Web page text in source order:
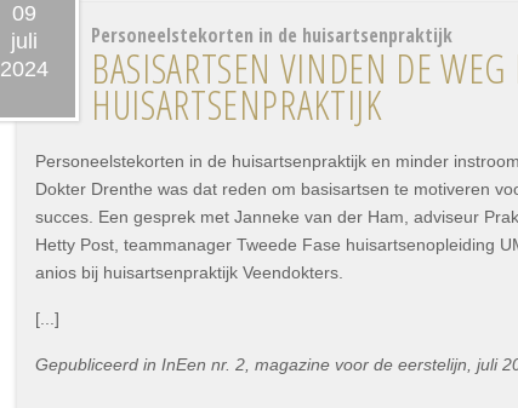
09
juli
2024
Personeelstekorten in de huisartsenpraktijk
BASISARTSEN VINDEN DE WEG
HUISARTSENPRAKTIJK
Personeelstekorten in de huisartsenpraktijk en minder
Dokter Drenthe was dat reden om basisartsen te motiveren
succes. Een gesprek met Janneke van der Ham, adviseur
Hetty Post, teammanager Tweede Fase huisartsenopleiding
anios bij huisartsenpraktijk Veendokters.
[...]
Gepubliceerd in InEen nr. 2, magazine voor de eerstelijn, juli